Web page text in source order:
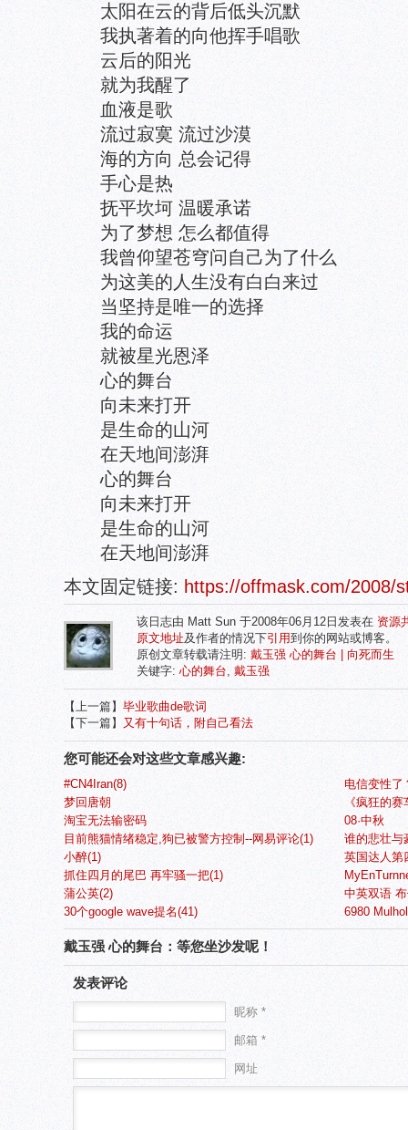
太阳在云的背后低头沉默
我执著着的向他挥手唱歌
云后的阳光
就为我醒了
血液是歌
流过寂寞 流过沙漠
海的方向 总会记得
手心是热
抚平坎坷 温暖承诺
为了梦想 怎么都值得
我曾仰望苍穹问自己为了什么
为这美的人生没有白白来过
当坚持是唯一的选择
我的命运
就被星光恩泽
心的舞台
向未来打开
是生命的山河
在天地间澎湃
心的舞台
向未来打开
是生命的山河
在天地间澎湃
本文固定链接: https://offmask.com/2008/
该日志由 Matt Sun 于2008年06月12日发表在 资源
原文地址及作者的情况下引用到你的网站或博客。
原创文章转载请注明: 戴玉强 心的舞台 | 向死而生
关键字:心的舞台, 戴玉强
【上一篇】 毕业歌曲de歌词
【下一篇】 又有十句话，附自己看法
您可能还会对这些文章感兴趣:
#CN4Iran(8)
电信变性了
梦回唐朝
《疯狂的
淘宝无法输密码
08·中秋
目前熊猫情绪稳定,狗已被警方控制--网易评论(1)
谁的悲壮与
小醉(1)
英国达人第
抓住四月的尾巴 再牢骚一把(1)
蒲公英(2)
中英双语
30个google wave提名(41)
6980
戴玉强 心的舞台：等您坐沙发呢！
发表评论
昵称 *
邮箱 *
网址